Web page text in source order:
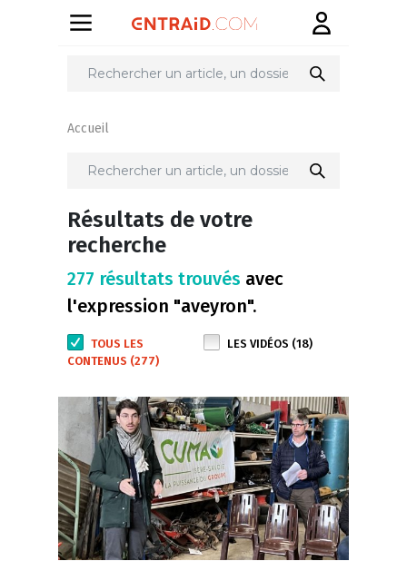
Accueil
Résultats de votre
recherche
277 résultats trouvés avec
l'expression "aveyron".
TOUS LES
CONTENUS (277)
LES VIDÉOS (18)